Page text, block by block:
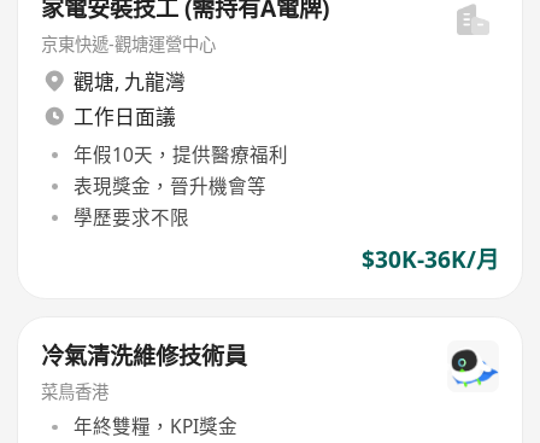
家電安裝技工 (需持有A電牌)
京東快遞-觀塘運營中心
觀塘, 九龍灣
工作日面議
年假10天，提供醫療福利
表現獎金，晉升機會等
學歷要求不限
$30K-36K/月
冷氣清洗維修技術員
菜鳥香港
年終雙糧，KPI獎金